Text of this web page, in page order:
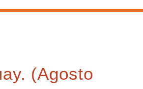
(Agosto